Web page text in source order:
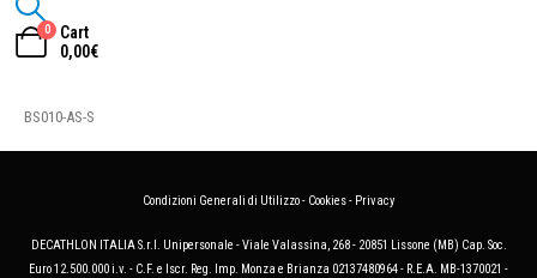
0
Cart
0,00€
BS010-AS-S
Condizioni Generali di Utilizzo- Cookies- Privacy
DECATHLON ITALIA S.r.l. Unipersonale - Viale Valassina, 268 - 20851 Lissone (MB) Cap. Soc.
Euro 12.500.000 i.v. - C.F. e Iscr. Reg. Imp. Monza e Brianza 02137480964 - R.E.A. MB-1370021 -